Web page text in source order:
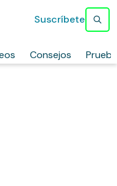
Consejos
Suscríbete